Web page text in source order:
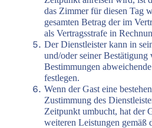
das Zimmer für diesen Tag
gesamten Betrag der im
als Vertragsstrafe in
Der Dienstleister kann in
und/oder seiner Bestätigung
Bestimmungen
festlegen.
Wenn der Gast eine
Zustimmung des
Zeitpunkt umbucht, hat der
weiteren Leistungen gemäß